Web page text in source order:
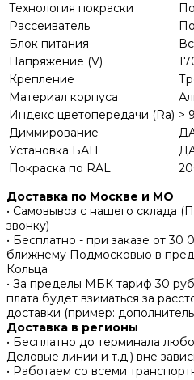
Технология покраски
Рассеиватель
Блок питания
Напряжение (V)
Крепление
Материал корпуса
Индекс цветопередачи (Ra) >
Диммирование
Установка БАП
Покраска по RAL
Доставка по Москве и МО
• Самовывоз с нашего склада
звонку)
• Бесплатно - при заказе от
ближнему Подмосковью в
Кольца
• За пределы МБК тариф 30
плата будет взиматься за
доставки (пример:
Доставка в регионы
• Бесплатно до терминала
Деловые линии и т.д.) вне
• Работаем со всеми